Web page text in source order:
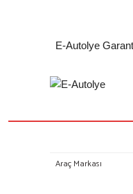
E-Autolye
Araç Markası